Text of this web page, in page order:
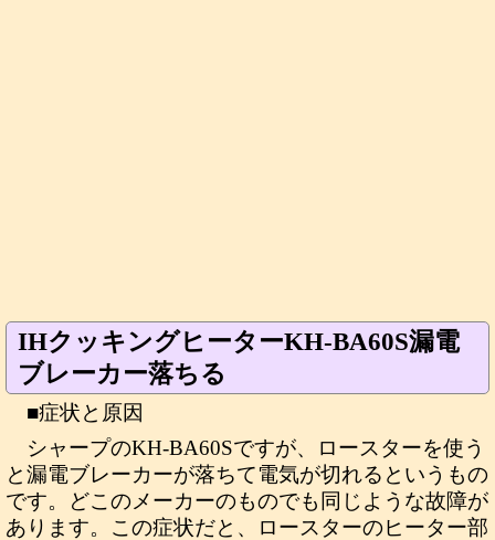
IHクッキングヒーターKH-BA60S漏電
ブレーカー落ちる
■症状と原因
シャープのKH-BA60Sですが、ロースターを使う
と漏電ブレーカーが落ちて電気が切れるというもの
です。どこのメーカーのものでも同じような故障が
あります。この症状だと、ロースターのヒーター部